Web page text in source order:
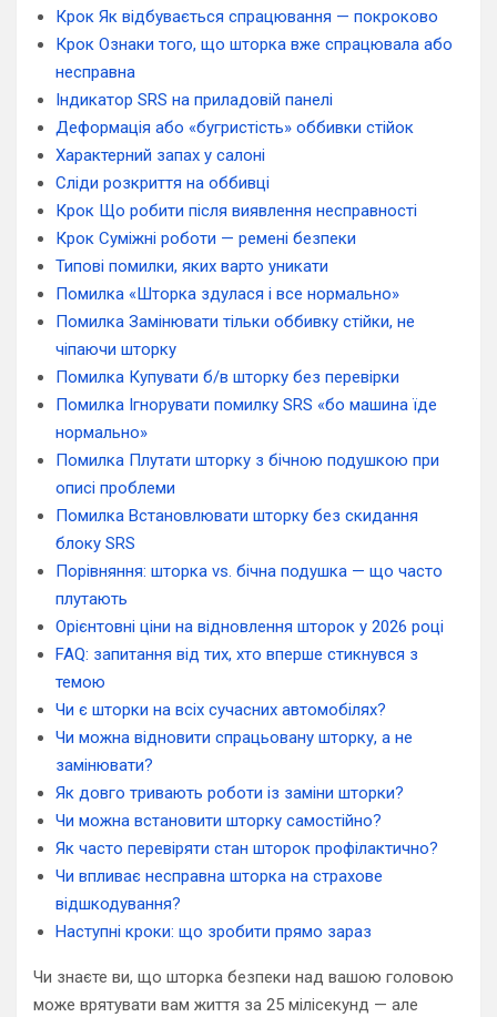
Крок Як відбувається спрацювання — покроково
Крок Ознаки того, що шторка вже спрацювала або
несправна
Індикатор SRS на приладовій панелі
Деформація або «бугристість» оббивки стійок
Характерний запах у салоні
Сліди розкриття на оббивці
Крок Що робити після виявлення несправності
Крок Суміжні роботи — ремені безпеки
Типові помилки, яких варто уникати
Помилка «Шторка здулася і все нормально»
Помилка Замінювати тільки оббивку стійки, не
чіпаючи шторку
Помилка Купувати б/в шторку без перевірки
Помилка Ігнорувати помилку SRS «бо машина їде
нормально»
Помилка Плутати шторку з бічною подушкою при
описі проблеми
Помилка Встановлювати шторку без скидання
блоку SRS
Порівняння: шторка vs. бічна подушка — що часто
плутають
Орієнтовні ціни на відновлення шторок у 2026 році
FAQ: запитання від тих, хто вперше стикнувся з
темою
Чи є шторки на всіх сучасних автомобілях?
Чи можна відновити спрацьовану шторку, а не
замінювати?
Як довго тривають роботи із заміни шторки?
Чи можна встановити шторку самостійно?
Як часто перевіряти стан шторок профілактично?
Чи впливає несправна шторка на страхове
відшкодування?
Наступні кроки: що зробити прямо зараз
Чи знаєте ви, що шторка безпеки над вашою головою
може врятувати вам життя за 25 мілісекунд — але